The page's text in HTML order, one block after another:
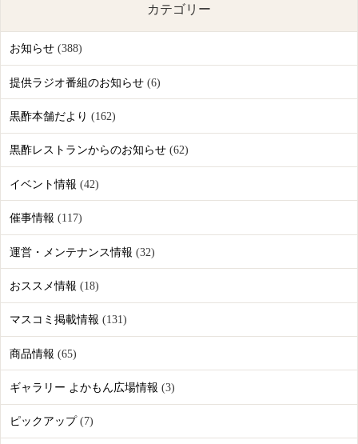
カテゴリー
お知らせ(388)
提供ラジオ番組のお知らせ(6)
黒酢本舗だより (162)
黒酢レストランからのお知らせ(62)
イベント情報 (42)
催事情報 (117)
運営・メンテナンス情報 (32)
おススメ情報 (18)
マスコミ掲載情報 (131)
商品情報 (65)
ギャラリー よかもん広場情報 (3)
ピックアップ(7)